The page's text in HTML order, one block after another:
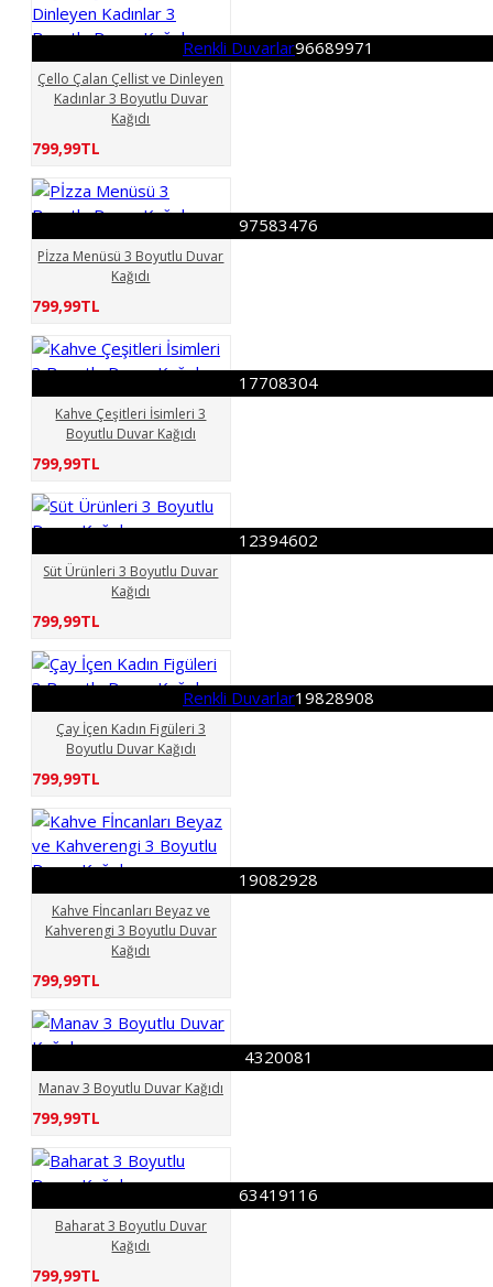
Renkli Duvarlar96689971
Çello Çalan Çellist ve Dinleyen
Kadınlar 3 Boyutlu Duvar
Kağıdı
799,99TL
97583476
Pİzza Menüsü 3 Boyutlu Duvar
Kağıdı
799,99TL
17708304
Kahve Çeşitleri İsimleri 3
Boyutlu Duvar Kağıdı
799,99TL
12394602
Süt Ürünleri 3 Boyutlu Duvar
Kağıdı
799,99TL
Renkli Duvarlar19828908
Çay İçen Kadın Figüleri 3
Boyutlu Duvar Kağıdı
799,99TL
19082928
Kahve Fİncanları Beyaz ve
Kahverengi 3 Boyutlu Duvar
Kağıdı
799,99TL
4320081
Manav 3 Boyutlu Duvar Kağıdı
799,99TL
63419116
Baharat 3 Boyutlu Duvar
Kağıdı
799,99TL